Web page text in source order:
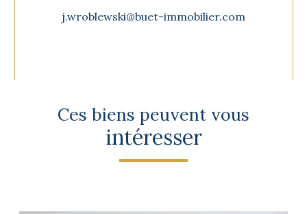
j.wroblewski@buet-immobilier.com
Ces biens peuvent vous
intéresser